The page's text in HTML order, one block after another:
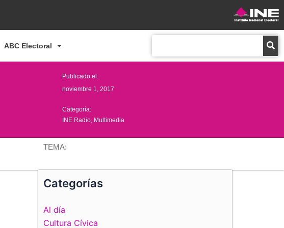
ABC Electoral
Publicado el:
noviembre 1, 2017
Categoría:
INE Radio Multimedia
TEMA:
Categorías
Al día
Cultura Cívica